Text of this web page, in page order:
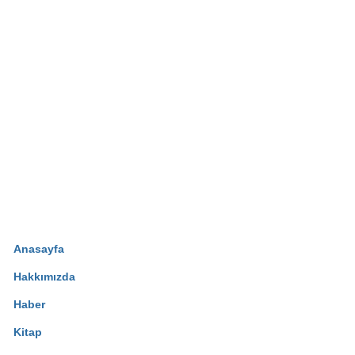
Anasayfa
Hakkımızda
Haber
Kitap